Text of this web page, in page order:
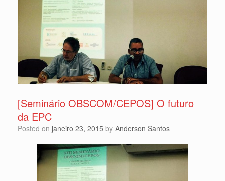
[Seminário OBSCOM/CEPOS] O futuro
da EPC
Posted on janeiro 23, 2015 by Anderson Santos